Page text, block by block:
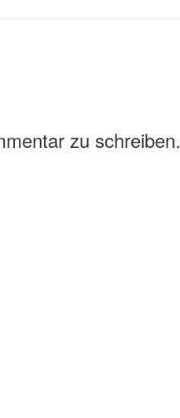
zu schreiben.